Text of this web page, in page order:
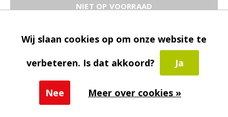
NIET OP VOORRAAD
Gratis verzending
Beschrijving
Wij slaan cookies op om onze website te
verbeteren. Is dat akkoord?
Ja
Nee Meer over cookies »